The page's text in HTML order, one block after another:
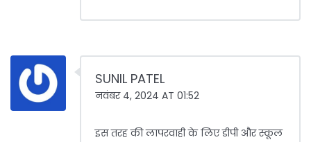
SUNIL PATEL
नवंबर 4, 2024 AT 01:52
इस तरह की लापरवाही के लिए डीपी और स्कूल